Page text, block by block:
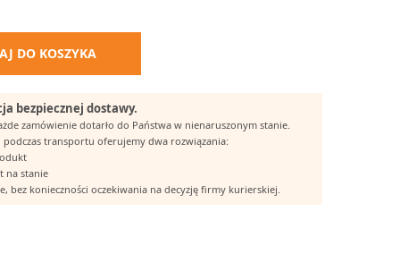
DO KOSZYKA
bezpiecznej dostawy.
zamówienie dotarło do Państwa w nienaruszonym stanie.
podczas transportu oferujemy dwa rozwiązania:
na stanie
bez konieczności oczekiwania na decyzję firmy kurierskiej.